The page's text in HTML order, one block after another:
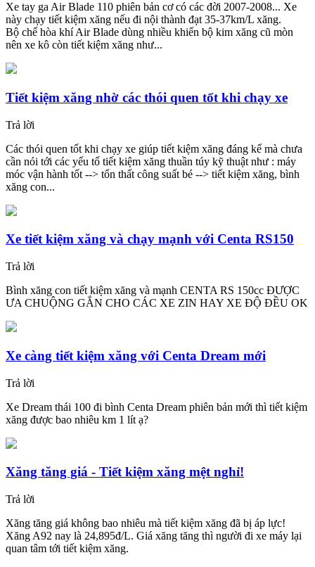
Xe tay ga Air Blade 110 phiên bản cơ có các đời 2007-2008... Xe
này chạy tiết kiệm xăng nếu đi nội thành đạt 35-37km/L xăng.
Bộ chế hòa khí Air Blade dùng nhiều khiến bộ kim xăng cũ mòn
nên xe kô còn tiết kiệm xăng như...
Tiết kiệm xăng nhờ các thói quen tốt khi chạy xe
Trả lời
Các thói quen tốt khi chạy xe giúp tiết kiệm xăng đáng kể mà chưa
cần nói tới các yếu tố tiết kiệm xăng thuần túy kỹ thuật như : máy
móc vận hành tốt --> tổn thất công suất bé --> tiết kiệm xăng, bình
xăng con...
Xe tiết kiệm xăng và chạy mạnh với Centa RS150
Trả lời
Bình xăng con tiết kiệm xăng và mạnh CENTA RS 150cc ĐƯỢC
ƯA CHUỘNG GẮN CHO CÁC XE ZIN HAY XE ĐỘ ĐỀU OK
Xe càng tiết kiệm xăng với Centa Dream mới
Trả lời
Xe Dream thái 100 đi bình Centa Dream phiên bản mới thì tiết kiệm
xăng được bao nhiêu km 1 lít ạ?
Xăng tăng giá - Tiết kiệm xăng mệt nghỉ!
Trả lời
Xăng tăng giá không bao nhiêu mà tiết kiệm xăng đã bị áp lực!
Xăng A92 nay là 24,895đ/L. Giá xăng tăng thì người đi xe máy lại
quan tâm tới tiết kiệm xăng.